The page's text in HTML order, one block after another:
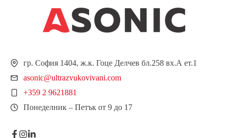
гр. София 1404, ж.к. Гоце Делчев бл.258 вх.А ет.1
asonic@ultrazvukovivani.com
+359 2 9621881
Понеделник – Петък от 9 до 17